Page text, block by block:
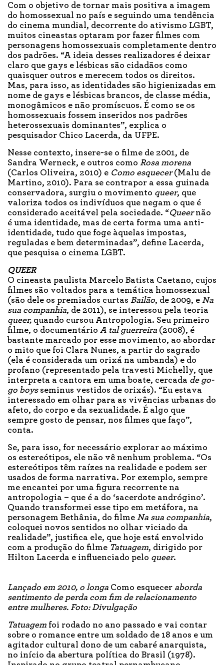
Com o objetivo de tornar mais positiva a imagem
do homossexual no país e seguindo uma tendência
do cinema mundial, decorrente do ativismo LGBT,
muitos cineastas optaram por fazer filmes com
personagens homossexuais completamente dentro
dos padrões. “A ideia desses realizadores é deixar
claro que gays e lésbicas são cidadãos como
quaisquer outros e merecem todos os direitos.
Mas, para isso, as identidades são higienizadas em
nome de gays e lésbicas brancos, de classe média,
monogâmicos e não promíscuos. É como se os
homossexuais fossem inseridos nos padrões
heterossexuais dominantes”, explica o
pesquisador Chico Lacerda, da UFPE.
Nesse contexto, insere-se o filme de 2001, de
Sandra Werneck, e outros como Rosa morena
(Carlos Oliveira, 2010) e Como esquecer(Malu de
Martino, 2010). Para se contrapor a essa guinada
conservadora, surgiu o movimento queer, que
valoriza todos os indivíduos que negam o que é
considerado aceitável pela sociedade. “Queernão
é uma identidade, mas de certa forma uma anti-
identidade, tudo que foge àquelas impostas,
reguladas e bem determinadas”, define Lacerda,
que pesquisa o cinema LGBT.
QUEER
O cineasta paulista Marcelo Batista Caetano, cujos
filmes são voltados para a temática homossexual
(são dele os premiados curtas Bailão, de 2009, e Na
sua companhia, de 2011), se interessou pela teoria
queer, quando cursou Antropologia. Seu primeiro
filme, o documentário A tal guerreira (2008), é
bastante marcado por esse movimento, ao abordar
o mito que foi Clara Nunes, a partir do sagrado
(ela é considerada um orixá na umbanda) e do
profano (representado pela travesti Michelly, que
interpreta a cantora em uma boate, cercada de go-
go boysseminus vestidos de orixás). “Eu estava
interessado em olhar para as vivências urbanas do
afeto, do corpo e da sexualidade. É algo que
sempre gosto de pensar, nos filmes que faço”,
conta.
Se, para isso, for necessário explorar ao máximo
os estereótipos, ele não vê nenhum problema. “Os
estereótipos têm raízes na realidade e podem ser
usados de forma narrativa. Por exemplo, sempre
me encantei por uma figura recorrente na
antropologia – que é a do ‘sacerdote andrógino’.
Quando transformei esse tipo em metáfora, na
personagem Bethânia, do filme Na sua companhia,
coloquei novos sentidos no olhar viciado da
realidade”, justifica ele, que hoje está envolvido
com a produção do filme Tatuagem, dirigido por
Hilton Lacerda e influenciado pelo queer.
Lançado em 2010, o longa Como esquecer aborda
sentimento de perda com fim de relacionamento
entre mulheres. Foto: Divulgação
Tatuagem foi rodado no ano passado e vai contar
sobre o romance entre um soldado de 18 anos e um
agitador cultural dono de um cabaré anarquista,
no início da abertura política do Brasil (1978).